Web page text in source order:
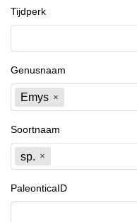
Tijdperk
Genusnaam
Emys
Soortnaam
sp.
PaleonticaID